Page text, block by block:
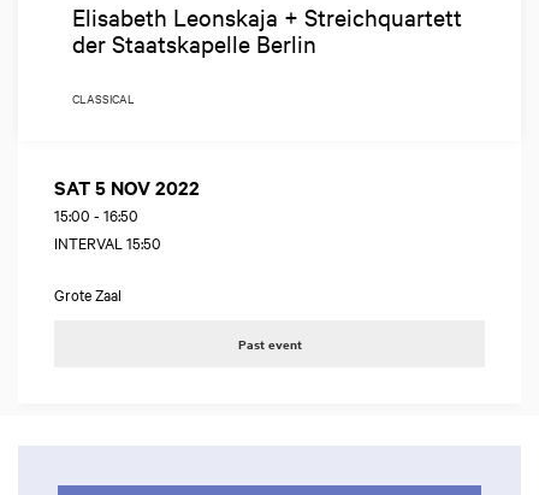
Elisabeth Leonskaja + Streichquartett
der Staatskapelle Berlin
CLASSICAL
SAT 5 NOV 2022
15:00 - 16:50
INTERVAL 15:50
Grote Zaal
Past event